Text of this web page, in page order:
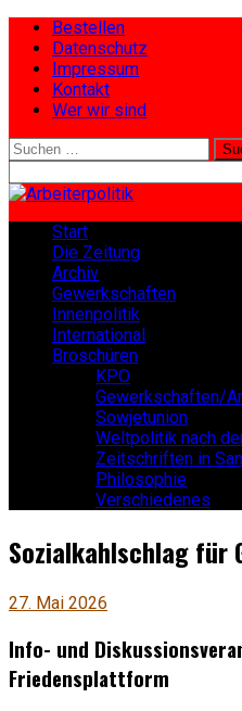
Bestellen
Datenschutz
Impressum
Kontakt
Wer wir sind
Suchen
nach:
Start
Die Zeitung
Archiv
Gewerkschaften
Innenpolitik
International
Broschüren
KPO
Gewerkschaften/
Sowjetunion
Weltpolitik nach
Zeitschriften in
Philosophie
Verschiedenes
Sozialkahlschlag für
27. Mai 2026
Info- und
Friedensplattform